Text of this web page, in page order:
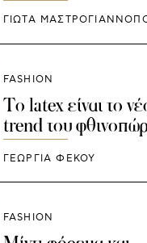
ΓΙΩΤΑ
FASHION
To latex είναι το
trend του
ΓΕΩΡΓΙΑ ΦΕΚΟΥ
FASHION